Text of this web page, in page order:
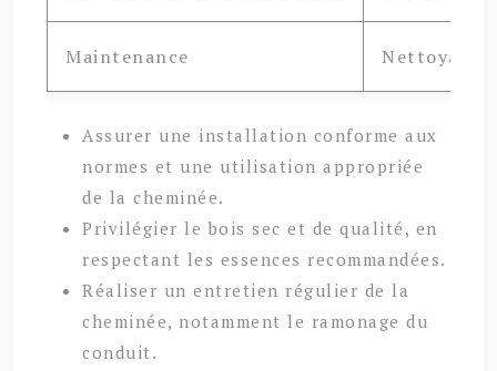
Maintenance Nettoyage
Assurer une installation conforme aux
normes et une utilisation appropriée
de la cheminée.
Privilégier le bois sec et de qualité, en
respectant les essences recommandées.
Réaliser un entretien régulier de la
cheminée, notamment le ramonage du
conduit.